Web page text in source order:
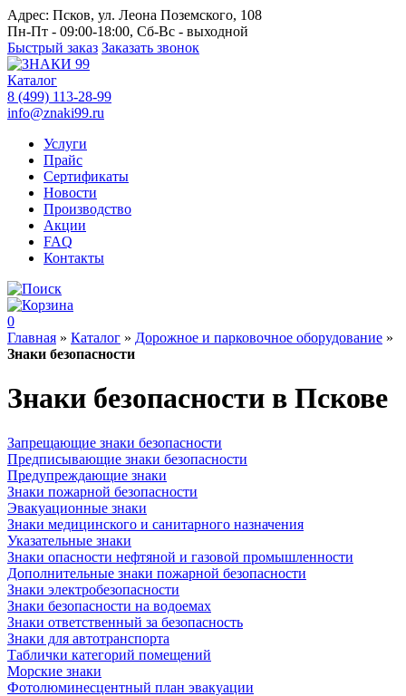
Адрес: Псков, ул. Леона Поземского, 108
Пн-Пт - 09:00-18:00, Сб-Вс - выходной
Быстрый заказ Заказать звонок
Каталог
8 (499) 113-28-99
info@znaki99.ru
Услуги
Прайс
Сертификаты
Новости
Производство
Акции
FAQ
Контакты
0
Главная » Каталог » Дорожное и парковочное оборудование »
Знаки безопасности
Знаки безопасности в Пскове
Запрещающие знаки безопасности
Предписывающие знаки безопасности
Предупреждающие знаки
Знаки пожарной безопасности
Эвакуационные знаки
Знаки медицинского и санитарного назначения
Указательные знаки
Знаки опасности нефтяной и газовой промышленности
Дополнительные знаки пожарной безопасности
Знаки электробезопасности
Знаки безопасности на водоемах
Знаки ответственный за безопасность
Знаки для автотранспорта
Таблички категорий помещений
Морские знаки
Фотолюминесцентный план эвакуации